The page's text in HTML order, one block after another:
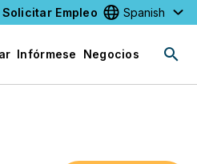
Solicitar Empleo
Select your
Infórmese Negocios